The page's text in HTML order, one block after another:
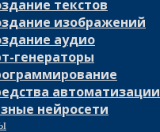
текстов
изображений
аудио
генераторы
автоматизации
нейросети